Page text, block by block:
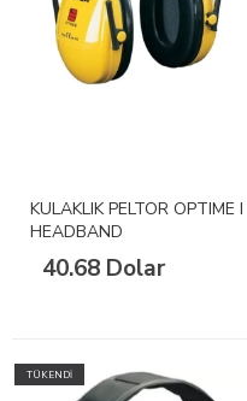
KULAKLIK PELTOR OPTIME I
HEADBAND
40.68 Dolar
TÜKENDİ